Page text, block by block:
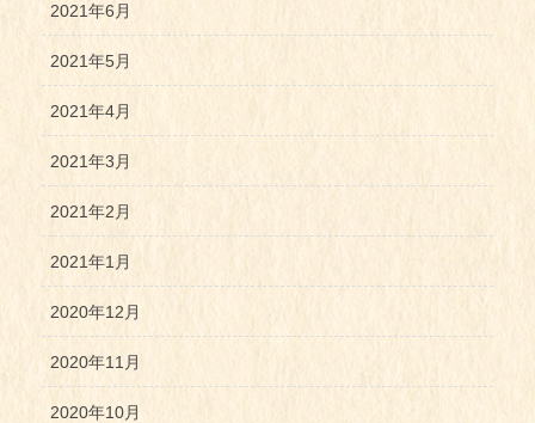
2021年6月
2021年5月
2021年4月
2021年3月
2021年2月
2021年1月
2020年12月
2020年11月
2020年10月